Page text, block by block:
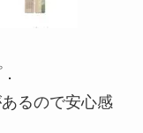
るので安心感